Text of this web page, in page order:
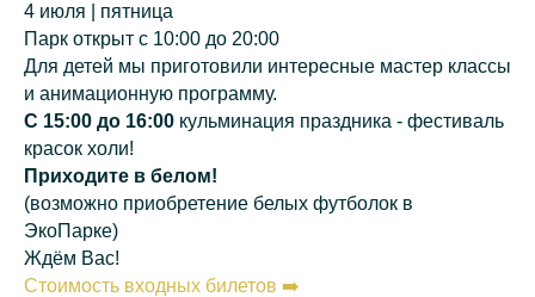
4 июля | пятница
Парк открыт с 10:00 до 20:00
Для детей мы приготовили интересные мастер классы
и анимационную программу.
С 15:00 до 16:00 кульминация праздника - фестиваль
красок холи!
Приходите в белом!
(возможно приобретение белых футболок в
ЭкоПарке)
Ждём Вас!
Стоимость входных билетов ➡️